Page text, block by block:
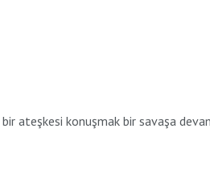
ateşkesi konuşmak bir savaşa